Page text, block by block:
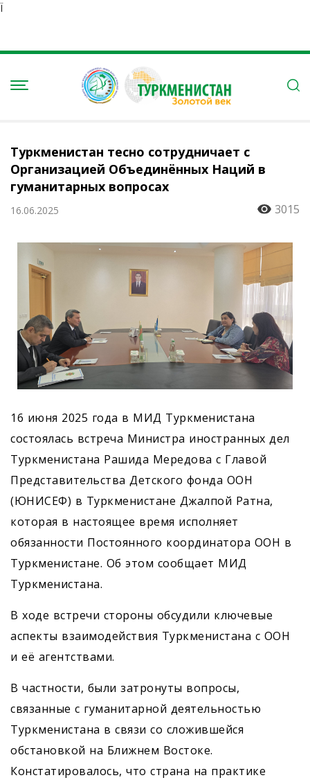
Ï
Туркменистан тесно сотрудничает с
Организацией Объединённых Наций в
гуманитарных вопросах
16.06.2025 3015
16 июня 2025 года в МИД Туркменистана
состоялась встреча Министра иностранных дел
Туркменистана Рашида Мередова с Главой
Представительства Детского фонда ООН
(ЮНИСЕФ) в Туркменистане Джалпой Ратна,
которая в настоящее время исполняет
обязанности Постоянного координатора ООН в
Туркменистане. Об этом сообщает МИД
Туркменистана.
В ходе встречи стороны обсудили ключевые
аспекты взаимодействия Туркменистана с ООН
и её агентствами.
В частности, были затронуты вопросы,
связанные с гуманитарной деятельностью
Туркменистана в связи со сложившейся
обстановкой на Ближнем Востоке.
Констатировалось, что страна на практике